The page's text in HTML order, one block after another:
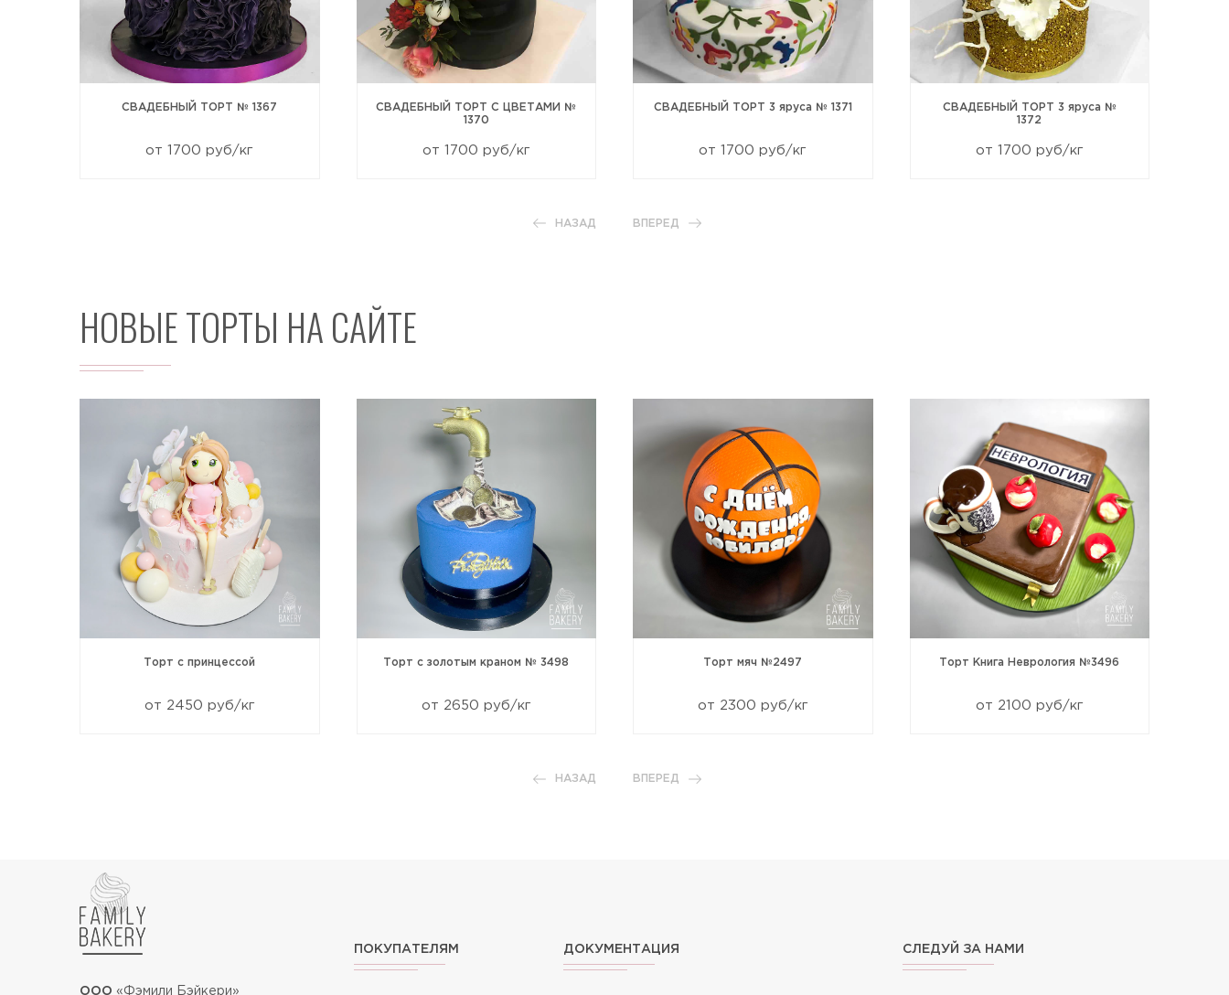
СВАДЕБНЫЙ ТОРТ № 1367
от 1700 руб/кг
СВАДЕБНЫЙ ТОРТ С ЦВЕТАМИ №
1370
от 1700 руб/кг
СВАДЕБНЫЙ ТОРТ 3 яруса № 1371
от 1700 руб/кг
СВАДЕБНЫЙ ТОРТ 3 яруса №
1372
от 1700 руб/кг
НАЗАД ВПЕРЕД
НОВЫЕ ТОРТЫ НА САЙТЕ
Торт с принцессой
от 2450 руб/кг
Торт с золотым краном № 3498
от 2650 руб/кг
Торт мяч №2497
от 2300 руб/кг
Торт Книга Неврология №3496
от 2100 руб/кг
НАЗАД ВПЕРЕД
ООО «Фэмили Бэйкери»
ПОКУПАТЕЛЯМ ДОКУМЕНТАЦИЯ СЛЕДУЙ ЗА НАМИ